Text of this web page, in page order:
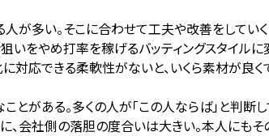
が多い。そこに合わせて工夫や改善をしてい
いをやめ打率を稼げるバッティングスタイル
対応できる柔軟性がないと、いくら素材が良
がある。多くの人が「この人ならば」と判断
、会社側の落胆の度合いは大きい。本人にも